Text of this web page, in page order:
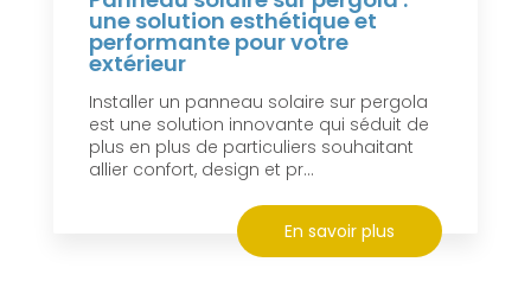
une solution esthétique et
performante pour votre
extérieur
Installer un panneau solaire sur pergola
est une solution innovante qui séduit de
plus en plus de particuliers souhaitant
allier confort, design et pr...
En savoir plus